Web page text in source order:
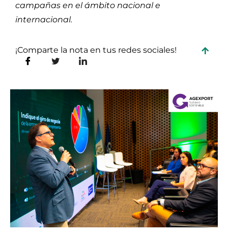
campañas en el ámbito nacional e
internacional.
¡Comparte la nota en tus redes sociales!